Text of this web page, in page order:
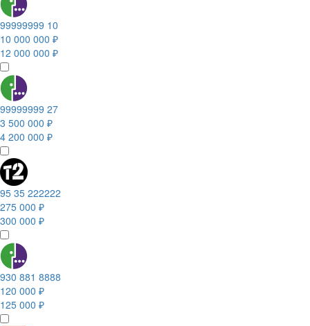
99999999 10
10 000 000 ₽
12 000 000 ₽
99999999 27
3 500 000 ₽
4 200 000 ₽
95 35 222222
275 000 ₽
300 000 ₽
930 881 8888
120 000 ₽
125 000 ₽